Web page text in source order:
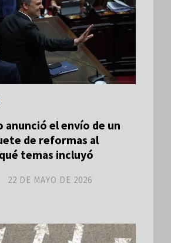
anunció el envío de un
de reformas al
temas incluyó
22 DE MAYO DE 2026